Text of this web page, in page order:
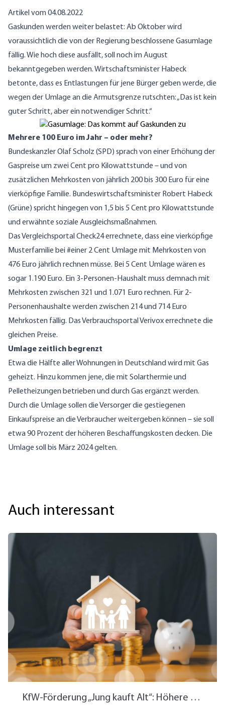
Artikel vom 04.08.2022
Gaskunden werden weiter belastet: Ab Oktober wird
voraussichtlich die von der Regierung beschlossene Gasumlage
fällig. Wie hoch diese ausfällt, soll noch im August
bekanntgegeben werden. Wirtschaftsminister Habeck
betonte, dass es Entlastungen für jene Bürger geben werde, die
wegen der Umlage an die Armutsgrenze rutschten: „Das ist kein
guter Schritt, aber ein notwendiger Schritt.“
Mehrere 100 Euro im Jahr – oder mehr?
Bundeskanzler Olaf Scholz (SPD) sprach von einer Erhöhung der
Gaspreise um zwei Cent pro Kilowattstunde – und von
zusätzlichen Mehrkosten von jährlich 200 bis 300 Euro für eine
vierköpfige Familie. Bundeswirtschaftsminister Robert Habeck
(Grüne) spricht hingegen von 1,5 bis 5 Cent pro Kilowattstunde
und erwähnte soziale Ausgleichsmaßnahmen.
Das Vergleichsportal Check24 errechnete, dass eine vierköpfige
Musterfamilie bei #einer 2 Cent Umlage mit Mehrkosten von
476 Euro jährlich rechnen müsse. Bei 5 Cent Umlage wären es
sogar 1.190 Euro. Ein 3-Personen-Haushalt muss demnach mit
Mehrkosten zwischen 321 und 1.071 Euro rechnen. Für 2-
Personenhaushalte werden zwischen 214 und 714 Euro
Mehrkosten fällig. Das Verbrauchsportal Verivox errechnete die
gleichen Preise.
Umlage zeitlich begrenzt
Etwa die Hälfte aller Wohnungen in Deutschland wird mit Gas
geheizt. Hinzu kommen jene, die mit Solarthermie und
Pelletheizungen betrieben und durch Gas ergänzt werden.
Durch die Umlage sollen die Versorger die gestiegenen
Einkaufspreise an die Verbraucher weitergeben können – sie soll
etwa 90 Prozent der höheren Beschaffungskosten decken. Die
Umlage soll bis März 2024 gelten.
Auch interessant
KfW-Förderung „Jung kauft Alt“: Höhere Kredite ab August 2026